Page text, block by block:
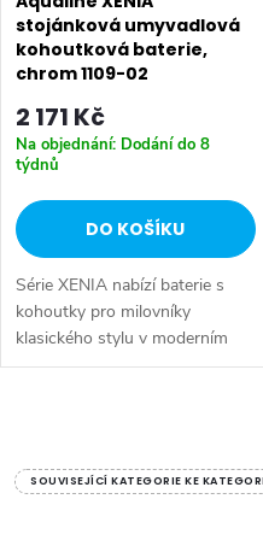
r
o
d
u
k
t
ů
p
r
o
d
u
k
t
stojánková umyvadlová
kohoutková baterie,
chrom 1109-02
2 171 Kč
Na objednání: Dodání do 8
týdnů
DO KOŠÍKU
Série XENIA nabízí baterie s
kohoutky pro milovníky
klasického stylu v moderním
provedení. Žádné dlouhé
vSOUVISEJÍCÍ KATEGORIE KE